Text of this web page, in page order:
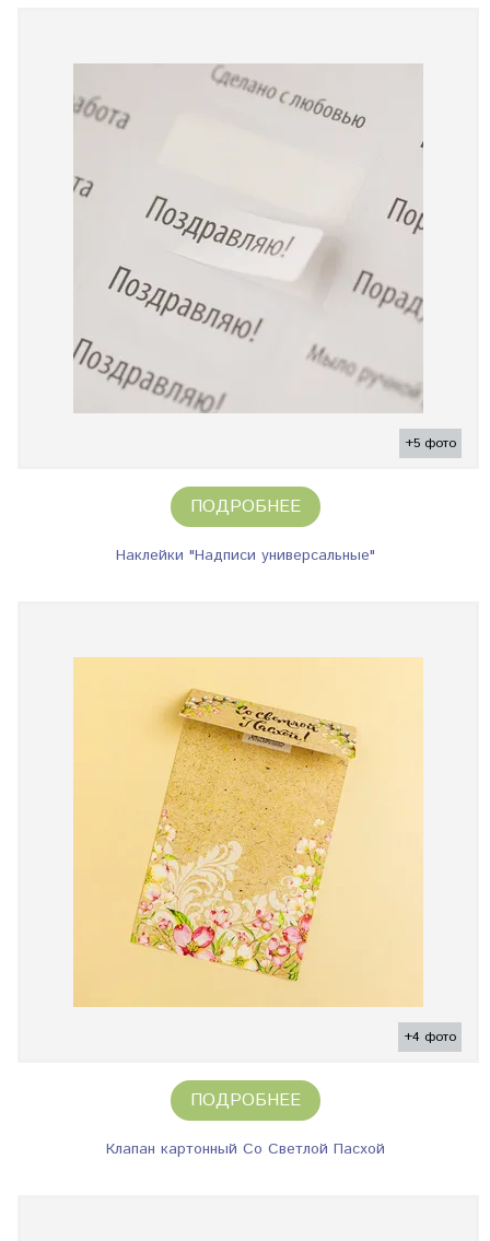
+5 фото
ПОДРОБНЕЕ
Наклейки "Надписи универсальные"
+4 фото
ПОДРОБНЕЕ
Клапан картонный Со Светлой Пасхой